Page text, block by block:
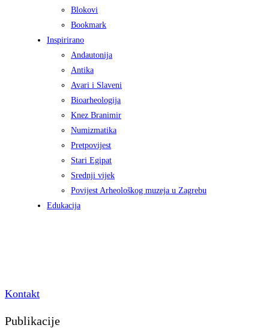
Blokovi
Bookmark
Inspirirano
Andautonija
Antika
Avari i Slaveni
Bioarheologija
Knez Branimir
Numizmatika
Pretpovijest
Stari Egipat
Srednji vijek
Povijest Arheološkog muzeja u Zagrebu
Edukacija
Kontakt
Publikacije